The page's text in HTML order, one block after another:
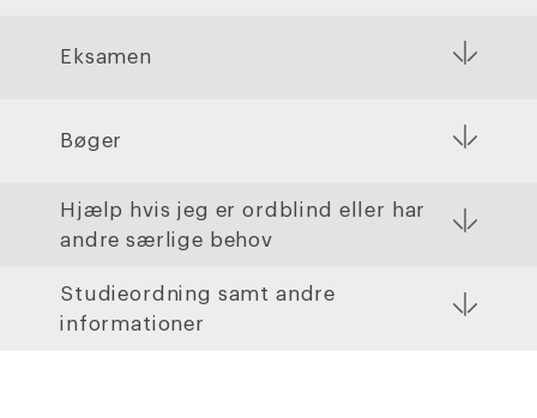
Eksamen
Bøger
Hjælp hvis jeg er ordblind eller har
andre særlige behov
Studieordning samt andre
informationer